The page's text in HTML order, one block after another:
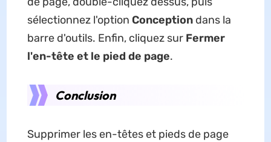
sélectionnez l'option Conceptiondans la
barre d'outils. Enfin, cliquez sur Fermer
l'en-tête et le pied de page.
Conclusion
Supprimer les en-têtes et pieds de page